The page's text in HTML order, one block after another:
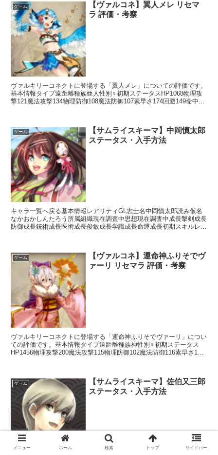
ゲーム
【ヴァルコネ】翼人メレ リセマ
ラ 評価・考察
ヴァルキリーコネクトに登場する「翼人メレ」についての評価です。
基本情報タイプ遠距離種族亜人性別♀初期ステータスHP1068物理攻
撃121魔法攻撃134物理防御108魔法防御107素早さ174回避149命中
ゲーム
【サムライスキーマ】中岡慎太郎
ステータス・入手方法
キャラ一覧へ戻る基本情報レアリティGL志士名中岡慎太郎読み仮名
なかおかしんたろう所属組織現在調査中思想現在調査中成長撃剣成長
防御成長銃術成長医術成長俊敏成長学識成長命運成長初期スキルレア
ゲーム
【ヴァルコネ】運命神ふりそでヴ
ァーリ リセマラ 評価・考察
ヴァルキリーコネクトに登場する「運命神ふりそでヴァーリ」につい
ての評価です。基本情報タイプ遠距離種族神性別♀初期ステータス
HP1456物理攻撃200魔法攻撃115物理防御102魔法防御116素早さ197
ゲーム
【サムライスキーマ】佐伯又三郎
ステータス・入手方法
メニュー ホーム 検索 トップ サイドバー